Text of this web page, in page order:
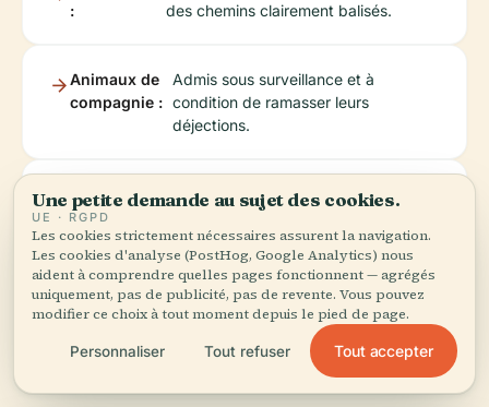
:
des chemins clairement balisés.
Animaux de
compagnie :
Admis sous surveillance et à
condition de ramasser leurs
déjections.
Restauration
à proximité :
Explorez le quartier du port et le
Paseo de Almería pour goûter à la
cuisine locale.
SécuritéLe parc est bien surveillé et considéré
Une petite demande au sujet des cookies.
UE · RGPD
Les cookies strictement nécessaires assurent la navigation.
Les cookies d'analyse (PostHog, Google Analytics) nous
aident à comprendre quelles pages fonctionnent — agrégés
uniquement, pas de publicité, pas de revente. Vous pouvez
modifier ce choix à tout moment depuis le pied de page.
Personnaliser Tout refuser Tout accepter